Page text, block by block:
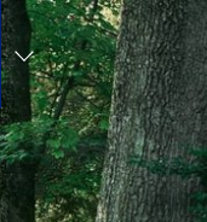
Alle Standorte